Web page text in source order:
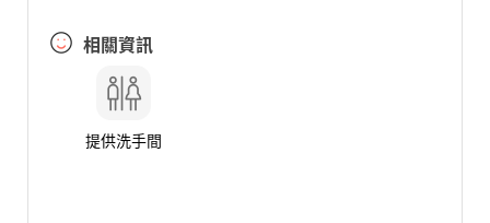
相關資訊
提供洗手間